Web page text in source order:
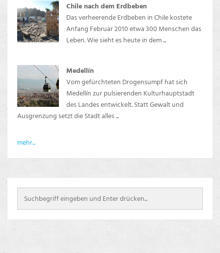
Chile nach dem Erdbeben
Das verheerende Erdbeben in Chile kostete
Anfang Februar 2010 etwa 300 Menschen das
Leben. Wie sieht es heute in dem ...
Medellín
Vom gefürchteten Drogensumpf hat sich
Medellín zur pulsierenden Kulturhauptstadt
des Landes entwickelt. Statt Gewalt und
Ausgrenzung setzt die Stadt alles ...
mehr...